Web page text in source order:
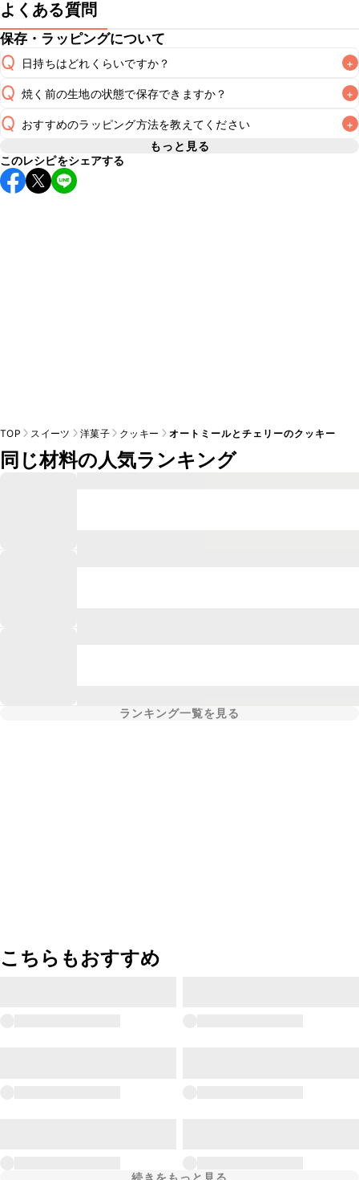
よくある質問
保存・ラッピングについて
Q 日持ちはどれくらいですか？ +
A 常温保存で2~3日が目安です。なるべくお早めにお召し上が
Q 焼く前の生地の状態で保存できますか？ +
こちらのレシピは焼く前の生地を保存することをおすすめい
たしません。焼き上げる直前に生地を作ることをおすすめい
たします。
Q おすすめのラッピング方法を教えてください +
A こちら
もっと見る
このレシピをシェアする
TOP スイーツ 洋菓子 クッキー オートミールとチェリーのクッキー
同じ材料の人気ランキング
ランキング一覧を見る
こちらもおすすめ